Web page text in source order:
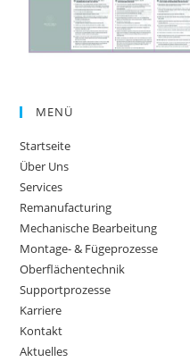
MENÜ
Startseite
Über Uns
Services
Remanufacturing
Mechanische Bearbeitung
Montage- & Fügeprozesse
Oberflächentechnik
Supportprozesse
Karriere
Kontakt
Aktuelles